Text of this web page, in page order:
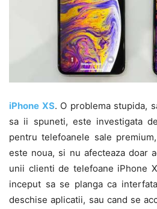
iPhone XS. O problema stupida,
sa ii spuneti, este investigata
pentru telefoanele sale
este noua, si nu afecteaza doar
unii clienti de telefoane iPhone
inceput sa se planga ca
deschise aplicatii, sau cand se